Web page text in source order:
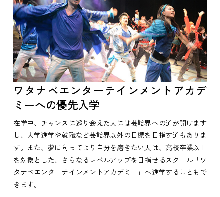
ワタナベエンターテインメントアカデ
ミーへの優先入学
在学中、チャンスに巡り会えた人には芸能界への道が開けます
し、大学進学や就職など芸能界以外の目標を目指す道もありま
す。また、夢に向ってより自分を磨きたい人は、高校卒業以上
を対象とした、さらなるレベルアップを目指せるスクール「ワ
タナベエンターテインメントアカデミー」へ進学することもで
きます。